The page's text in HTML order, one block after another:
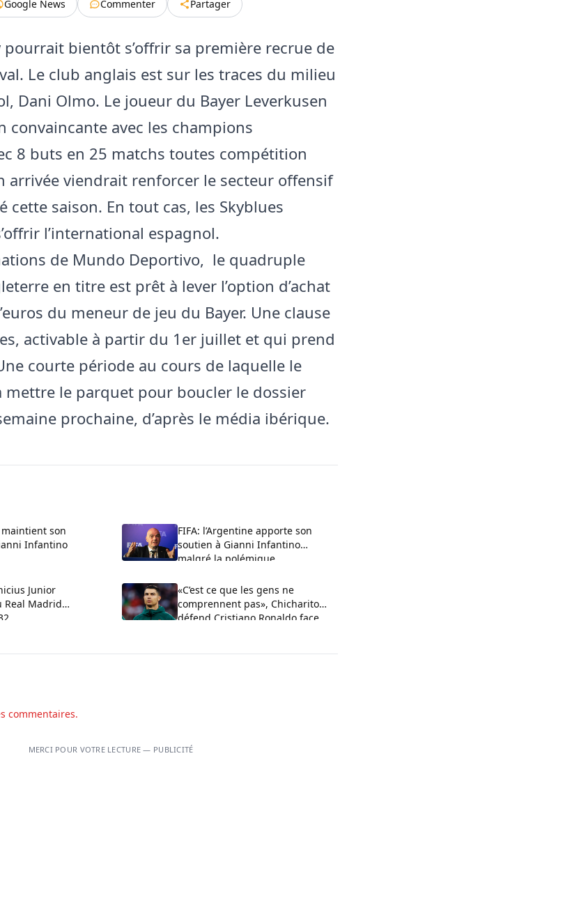
Google News Commenter Partager
pourrait bientôt s’offrir sa première recrue de
Le club anglais est sur les traces du milieu
Dani Olmo. Le joueur du Bayer Leverkusen
convaincante avec les champions
8 buts en 25 matchs toutes compétition
arrivée viendrait renforcer le secteur offensif
cette saison. En tout cas, les Skyblues
l’international espagnol.
de Mundo Deportivo, le quadruple
en titre est prêt à lever l’option d’achat
du meneur de jeu du Bayer. Une clause
activable à partir du 1er juillet et qui prend
courte période au cours de laquelle le
mettre le parquet pour boucler le dossier
prochaine, d’après le média ibérique.
maintient son
Infantino
FIFA: l’Argentine apporte son
soutien à Gianni Infantino
malgré la polémique
Junior
Real Madrid
«C’est ce que les gens ne
comprennent pas», Chicharito
défend Cristiano Ronaldo face
commentaires.
MERCI POUR VOTRE LECTURE — PUBLICITÉ